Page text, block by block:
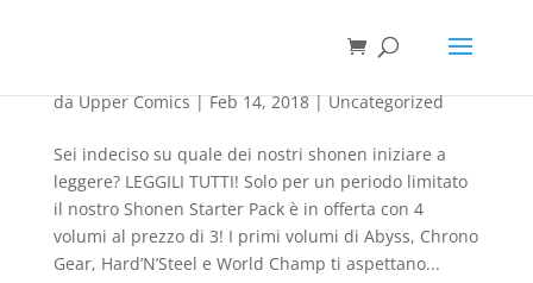
daUpper Comics|Feb 14, 2018|Uncategorized
Sei indeciso su quale dei nostri shonen iniziare a
leggere? LEGGILI TUTTI! Solo per un periodo limitato
il nostro Shonen Starter Pack è in offerta con 4
volumi al prezzo di 3! I primi volumi di Abyss, Chrono
Gear, Hard’N’Steel e World Champ ti aspettano...